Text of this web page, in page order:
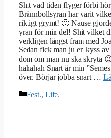
Shit vad tiden flyger förbi
Brännbollsyran har varit
riktigt grymt! 🙂 Nause
yran för min del! Shit vilket
verkligen längst fram med
Sedan fick man ju en kyss av
dom om man nu ska skryta
hahahah Snart är min
över. Börjar jobba snart …
Kategorier
Fest., Life.